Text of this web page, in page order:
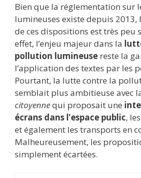
Bien que la réglementation sur
lumineuses existe depuis 2013,
de ces dispositions est très peu
effet, l’enjeu majeur dans la
pollution lumineuse reste la
l’application des textes par les
Pourtant, la lutte contre la
semblait plus ambitieuse avec
citoyennequi proposait une
écrans dans l’espace public,
et également les transports en
Malheureusement, les
simplement écartées.